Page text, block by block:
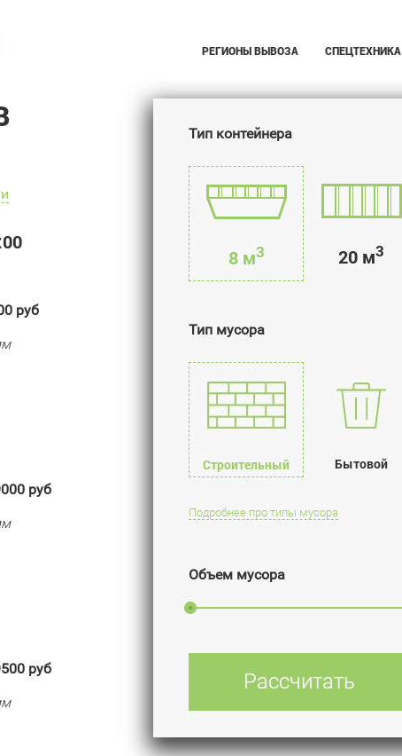
РЕГИОНЫ ВЫВОЗА СПЕЦТЕХНИКА
руб
руб
руб
Тип контейнера
8 м3 20 м3
Тип мусора
Строительный Бытовой
Подробнее про типы мусора
Объем мусора
Рассчитать